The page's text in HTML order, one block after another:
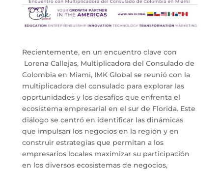
Recientemente, en un encuentro clave con
Lorena Callejas, Multiplicadora del Consulado de
Colombia en Miami, IMK Global se reunió con la
multiplicadora del consulado para explorar las
oportunidades y los desafíos que enfrenta el
ecosistema empresarial en el sur de Florida. Este
diálogo se centró en identificar las dinámicas
que impulsan los negocios en la región y en
construir estrategias que permitan a los
empresarios locales maximizar su participación
en los diversos ecosistemas de negocios,